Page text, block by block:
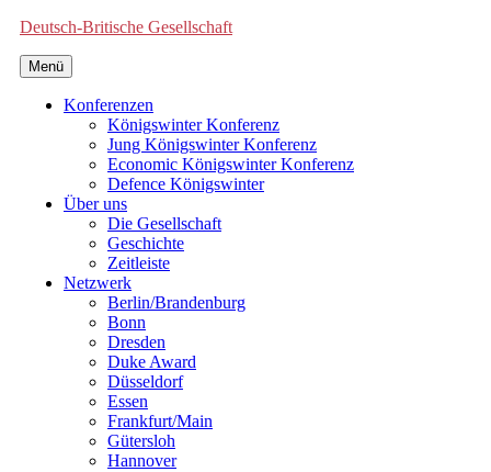
Deutsch-Britische Gesellschaft
Menü
Konferenzen
Königswinter Konferenz
Jung Königswinter Konferenz
Economic Königswinter Konferenz
Defence Königswinter
Über uns
Die Gesellschaft
Geschichte
Zeitleiste
Netzwerk
Berlin/Brandenburg
Bonn
Dresden
Duke Award
Düsseldorf
Essen
Frankfurt/Main
Gütersloh
Hannover